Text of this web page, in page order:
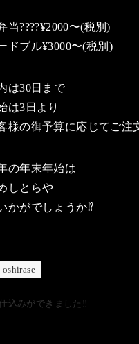
当????¥2000〜(税別)
ドブル¥3000〜(税別)
は30日まで
は3日より
様の御予算に応じてご注
の年末年始は
しとらや
かがでしょうか⁉️
oshirase
込みができました‼️